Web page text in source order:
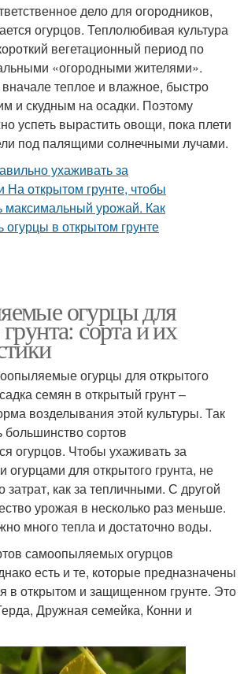
дело для огородников,
огурцов. Теплолюбивая культура
вегетационный период по
«огородными жителями».
вначале теплое и влажное, быстро
и скудным на осадки. Поэтому
успеть вырастить овощи, пока плети
под палящими солнечными лучами.
огурцы для
сорта и их
огурцы для открытого
семян в открытый грунт –
возделывания этой культуры. Так
сортов
огурцов. Чтобы ухаживать за
для открытого грунта, не
затрат, как за тепличными. С другой
урожая в несколько раз меньше.
много тепла и достаточно воды.
самоопыляемых огурцов
есть и те, которые предназначены
в открытом и защищенном грунте. Это
Дружная семейка, Конни и